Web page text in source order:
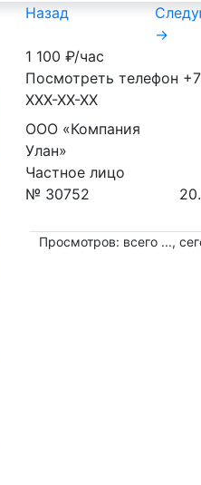
Назад
→
1 100 ₽/час
Посмотреть телефон
XXX-XX-XX
ООО «Компания
Улан»
Частное лицо
№ 30752
Просмотров: всего ...,